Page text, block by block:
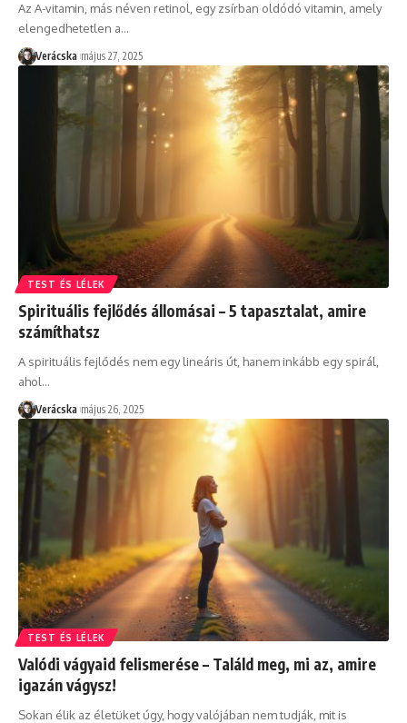
Az A-vitamin, más néven retinol, egy zsírban oldódó vitamin, amely
elengedhetetlen a…
Verácska május 27, 2025
TEST ÉS LÉLEK
Spirituális fejlődés állomásai – 5 tapasztalat, amire
számíthatsz
A spirituális fejlődés nem egy lineáris út, hanem inkább egy spirál,
ahol…
Verácska május 26, 2025
TEST ÉS LÉLEK
Valódi vágyaid felismerése – Találd meg, mi az, amire
igazán vágysz!
Sokan élik az életüket úgy, hogy valójában nem tudják, mit is